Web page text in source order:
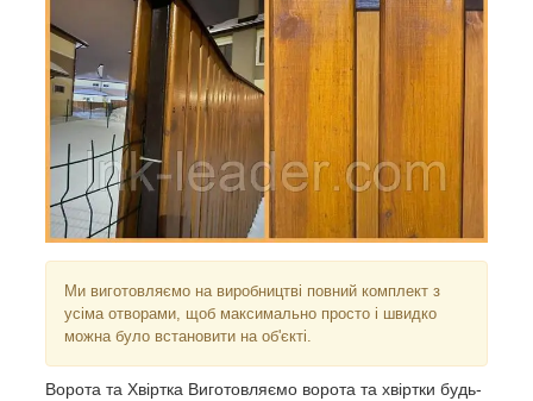
Ми виготовляємо на виробництві повний комплект з
усіма отворами, щоб максимально просто і швидко
можна було встановити на об'єкті.
Ворота та Хвіртка Виготовляємо ворота та хвіртки будь-